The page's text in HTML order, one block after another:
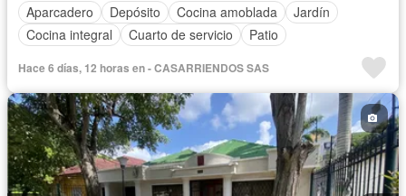
Aparcadero
Depósito Cocina amoblada
Jardín
Cocina integral
Cuarto de servicio Patio
Hace 6 días, 12 horas en - CASARRIENDOS SAS